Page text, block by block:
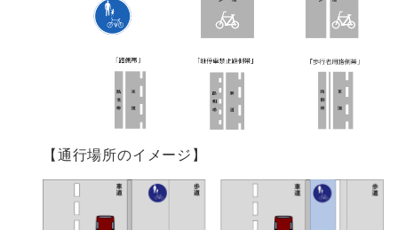
【通行場所のイメージ】